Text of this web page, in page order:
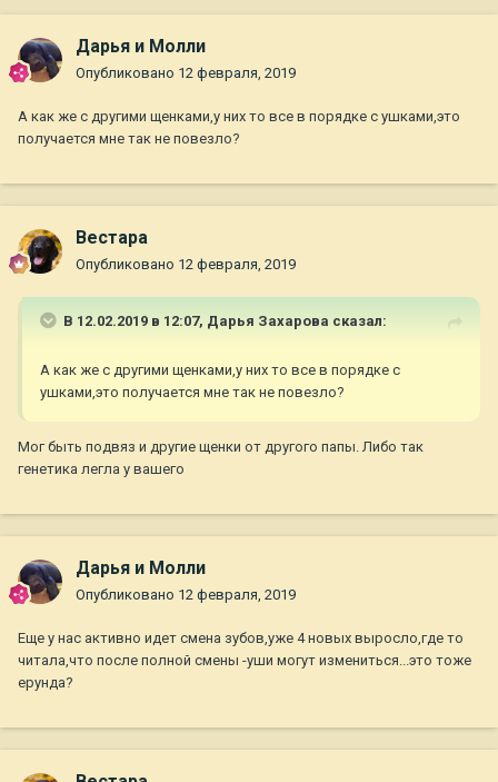
Дарья и Молли
Опубликовано 12 февраля, 2019
А как же с другими щенками,у них то все в порядке с ушками,это
получается мне так не повезло?
Вестара
Опубликовано 12 февраля, 2019
В 12.02.2019 в 12:07, Дарья Захарова сказал:
А как же с другими щенками,у них то все в порядке с
ушками,это получается мне так не повезло?
Мог быть подвяз и другие щенки от другого папы. Либо так
генетика легла у вашего
Дарья и Молли
Опубликовано 12 февраля, 2019
Еще у нас активно идет смена зубов,уже 4 новых выросло,где то
читала,что после полной смены -уши могут измениться...это тоже
ерунда?